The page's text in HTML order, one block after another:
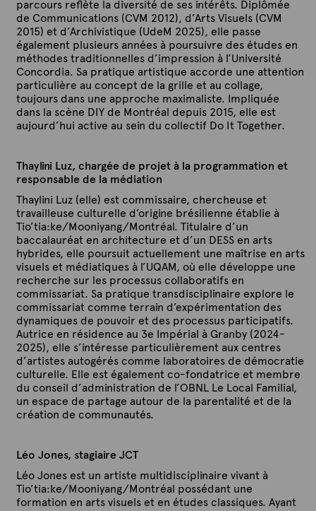
parcours reflète la diversité de ses intérêts. Diplômée
de Communications (CVM 2012), d’Arts Visuels (CVM
2015) et d’Archivistique (UdeM 2025), elle passe
également plusieurs années à poursuivre des études en
méthodes traditionnelles d’impression à l’Université
Concordia. Sa pratique artistique accorde une attention
particulière au concept de la grille et au collage,
toujours dans une approche maximaliste. Impliquée
dans la scène DIY de Montréal depuis 2015, elle est
aujourd’hui active au sein du collectif Do It Together.
Thaylini Luz, chargée de projet à la programmation et
responsable de la médiation
Thaylini Luz (elle) est commissaire, chercheuse et
travailleuse culturelle d’origine brésilienne établie à
Tio’tia:ke/Mooniyang/Montréal. Titulaire d’un
baccalauréat en architecture et d’un DESS en arts
hybrides, elle poursuit actuellement une maîtrise en arts
visuels et médiatiques à l’UQAM, où elle développe une
recherche sur les processus collaboratifs en
commissariat. Sa pratique transdisciplinaire explore le
commissariat comme terrain d’expérimentation des
dynamiques de pouvoir et des processus participatifs.
Autrice en résidence au 3e Impérial à Granby (2024-
2025), elle s’intéresse particulièrement aux centres
d’artistes autogérés comme laboratoires de démocratie
culturelle. Elle est également co-fondatrice et membre
du conseil d’administration de l’OBNL Le Local Familial,
un espace de partage autour de la parentalité et de la
création de communautés.
Léo Jones, stagiaire JCT
Léo Jones est un artiste multidisciplinaire vivant à
Tio’tia:ke/Mooniyang/Montréal possédant une
formation en arts visuels et en études classiques. Ayant